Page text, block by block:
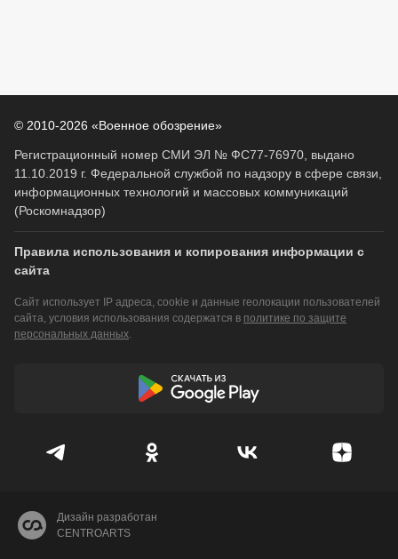
© 2010-2026 «Военное обозрение»
Регистрационный номер СМИ ЭЛ № ФС77-76970, выдано
11.10.2019 г. Федеральной службой по надзору в сфере связи,
информационных технологий и массовых коммуникаций
(Роскомнадзор)
Правила использования и копирования информации с
сайта
Сайт использует IP адреса, cookie и данные геолокации пользователей
сайта, условия использования содержатся в политике по защите
персональных данных.
Дизайн разработан
CENTROARTS